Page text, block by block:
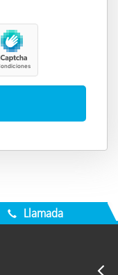
Llamada